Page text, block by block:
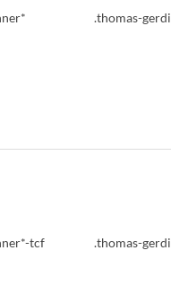
.thomas-
tcf .thomas-